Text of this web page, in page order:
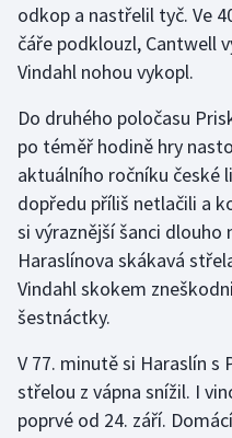
odkop a nastřelil tyč. Ve
čáře podklouzl, Cantwell
Vindahl nohou vykopl.
Do druhého poločasu
po téměř hodině hry
aktuálního ročníku české
dopředu příliš netlačili a
si výraznější šanci dlouho
Haraslínova skákavá
Vindahl skokem
šestnáctky.
V 77. minutě si Haraslín s
střelou z vápna snížil. I
poprvé od 24. září.